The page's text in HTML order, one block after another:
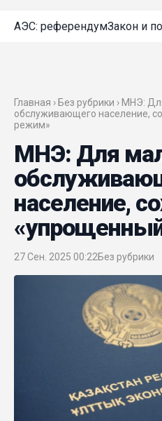
АЭС: референдумЗакон и
Главная › Без рубрики › МНЭ:
обслуживающего население,
режим»
МНЭ: Для
население,
27 Сен. 2025 00:22Без рубрики